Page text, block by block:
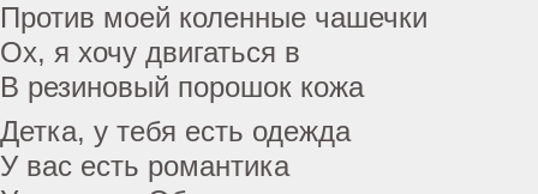
Против моей коленные чашечки
Ох, я хочу двигаться в
В резиновый порошок кожа
Детка, у тебя есть одежда
У вас есть романтика